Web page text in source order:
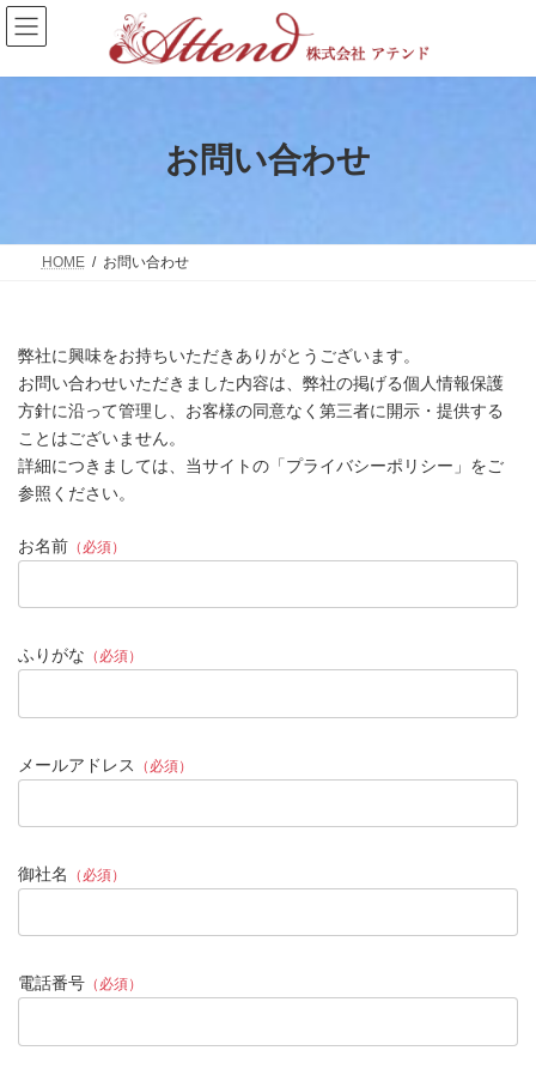
コ
ン
テ
ン
ナ
ビ
ゲ
ー
お問い合わせ
HOME お問い合わせ
弊社に興味をお持ちいただきありがとうございます。
お問い合わせいただきました内容は、弊社の掲げる個人情報保護
方針に沿って管理し、お客様の同意なく第三者に開示・提供する
ことはございません。
詳細につきましては、当サイトの「プライバシーポリシー」をご
参照ください。
お名前 （必須）
ふりがな （必須）
メールアドレス （必須）
御社名 （必須）
電話番号 （必須）